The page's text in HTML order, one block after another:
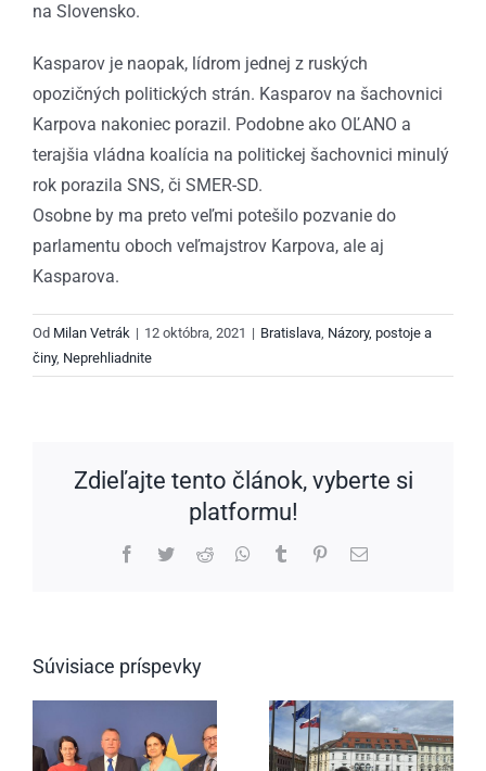
na Slovensko.
Kasparov je naopak, lídrom jednej z ruských
opozičných politických strán. Kasparov na šachovnici
Karpova nakoniec porazil. Podobne ako OĽANO a
terajšia vládna koalícia na politickej šachovnici minulý
rok porazila SNS, či SMER-SD.
Osobne by ma preto veľmi potešilo pozvanie do
parlamentu oboch veľmajstrov Karpova, ale aj
Kasparova.
Od Milan Vetrák | 12 októbra, 2021 | Bratislava, Názory, postoje a
činy, Neprehliadnite
Zdieľajte tento článok, vyberte si
platformu!
Facebook
TwitterReddit WhatsApp
Tumblr PinterestEmail
Súvisiace príspevky